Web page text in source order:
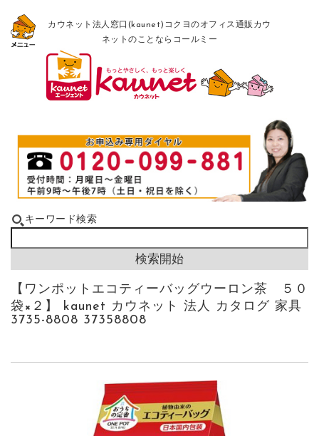
カウネット法人窓口(kaunet)コクヨのオフィス通販カウ
ネットのことならコールミー
キーワード検索
【ワンポットエコティーバッグウーロン茶 ５０
袋×２】 kaunet カウネット 法人 カタログ 家具
3735-8808 37358808